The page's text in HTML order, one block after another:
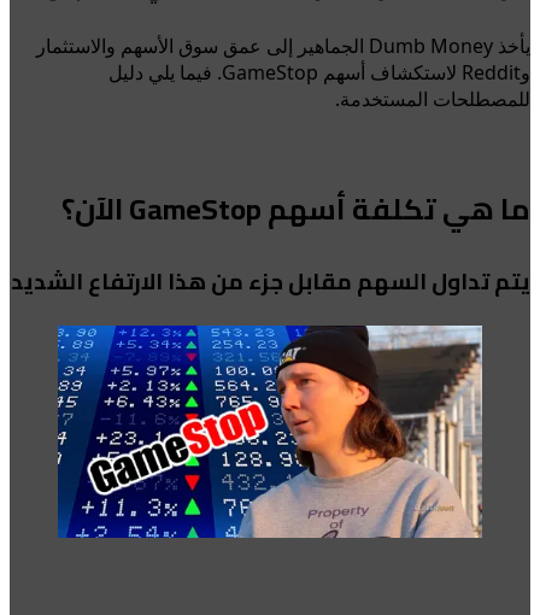
يأخذ Dumb Money الجماهير إلى عمق سوق الأسهم والاستثمار
وReddit لاستكشاف أسهم GameStop. فيما يلي دليل
للمصطلحات المستخدمة.
ما هي تكلفة أسهم GameStop الآن؟
يتم تداول السهم مقابل جزء من هذا الارتفاع الشديد